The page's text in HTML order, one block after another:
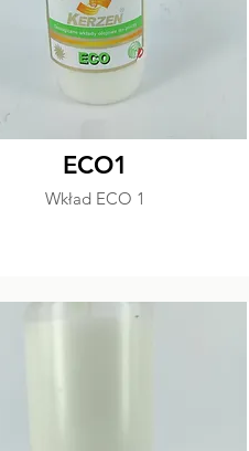
ECO1
Wkład ECO 1